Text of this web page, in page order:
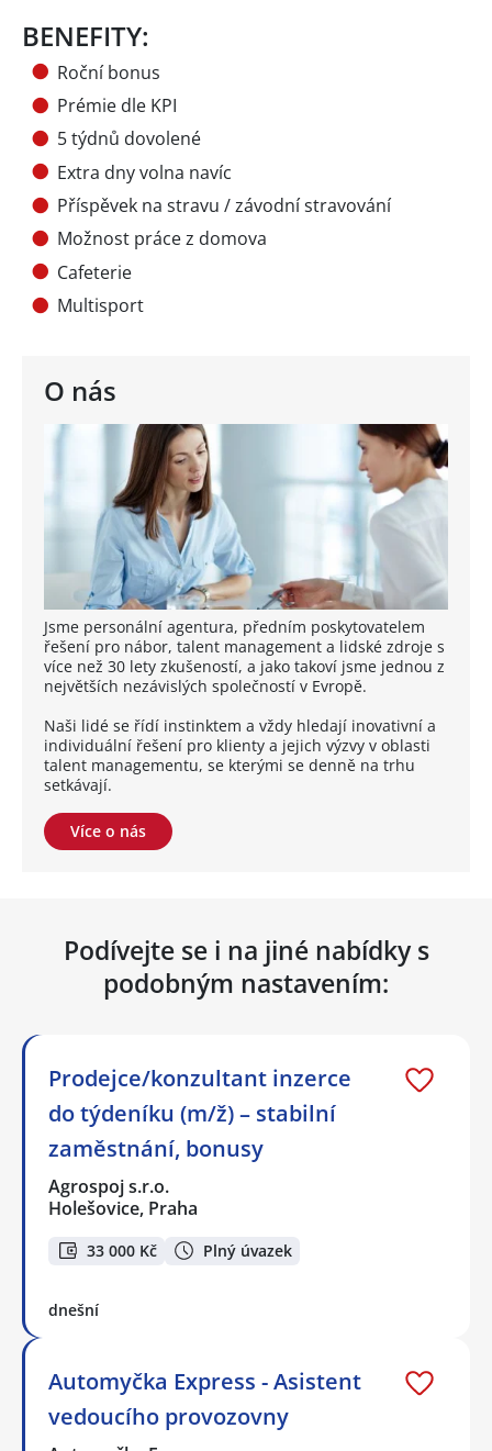
O nás
Jsme personální agentura, předním poskytovatelem
řešení pro nábor, talent management a lidské zdroje s
více než 30 lety zkušeností, a jako takoví jsme jednou z
největších nezávislých společností v Evropě.
Naši lidé se řídí instinktem a vždy hledají inovativní a
individuální řešení pro klienty a jejich výzvy v oblasti
talent managementu, se kterými se denně na trhu
setkávají.
Více o nás
BENEFITY:
Roční bonus
Prémie dle KPI
5 týdnů dovolené
Extra dny volna navíc
Příspěvek na stravu / závodní stravování
Možnost práce z domova
Cafeterie
Multisport
Podívejte se i na jiné nabídky s
podobným nastavením:
Prodejce/konzultant inzerce
do týdeníku (m/ž) – stabilní
zaměstnání, bonusy
Agrospoj s.r.o.
Holešovice, Praha
33 000 Kč Plný úvazek
dnešní
Automyčka Express - Asistent
vedoucího provozovny